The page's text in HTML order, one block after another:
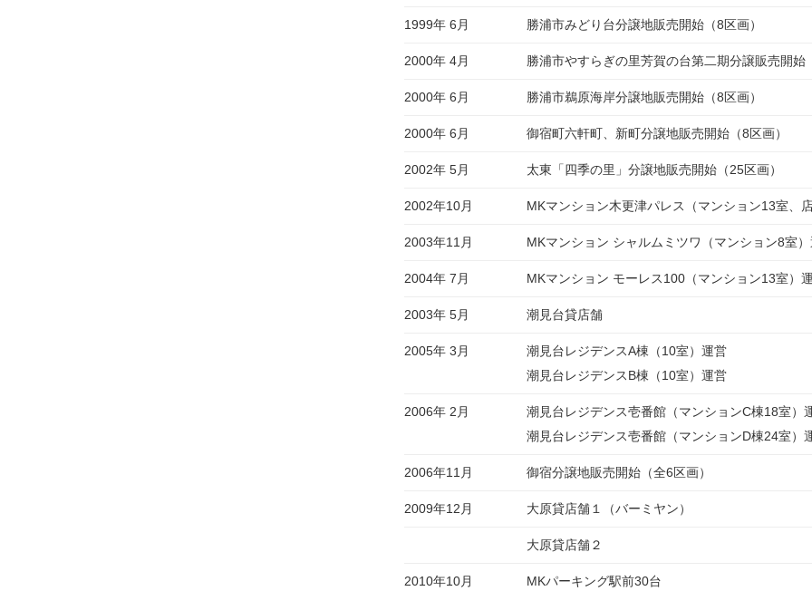
1999年 6月 勝浦市みどり台分譲地販売開始（8区画）
2000年 4月 勝浦市やすらぎの里芳賀の台第二期分譲販売開始
2000年 6月 勝浦市鵜原海岸分譲地販売開始（8区画）
2000年 6月 御宿町六軒町、新町分譲地販売開始（8区画）
2002年 5月 太東「四季の里」分譲地販売開始（25区画）
2002年10月 MKマンション木更津パレス（マンション13室、
2003年11月 MKマンション シャルムミツワ（マンション8室
2004年 7月 MKマンション モーレス100（マンション13室）
2003年 5月 潮見台貸店舗
2005年 3月
潮見台レジデンスA棟（10室）運営
潮見台レジデンスB棟（10室）運営
2006年 2月
潮見台レジデンス壱番館（マンションC棟18室）
潮見台レジデンス壱番館（マンションD棟24室）
2006年11月 御宿分譲地販売開始（全6区画）
2009年12月 大原貸店舗１（バーミヤン）
大原貸店舗２
2010年10月 MKパーキング駅前30台